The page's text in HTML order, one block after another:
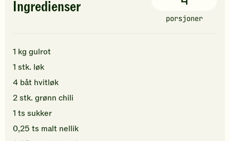
Ingredienser
porsjoner
1 kg gulrot
1 stk. løk
4 båt hvitløk
2stk. grønn chili
1 ts sukker
0,25 ts malt nellik